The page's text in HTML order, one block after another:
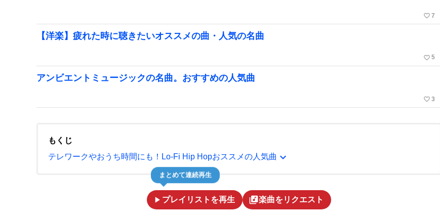
favorite_border 7
【洋楽】疲れた時に聴きたいオススメの曲・人気の名曲
favorite_border 5
アンビエントミュージックの名曲。おすすめの人気曲
favorite_border 3
もくじ
テレワークやおうち時間にも！Lo-Fi Hip Hopおススメの人気曲 expand_more
play_arrow プレイリストを再生
まとめて連続再生
library_music楽曲をリクエスト